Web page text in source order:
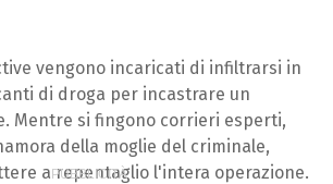
vengono incaricati di infiltrarsi in
di droga per incastrare un
Mentre si fingono corrieri esperti,
della moglie del criminale,
a repentaglio l'intera operazione.